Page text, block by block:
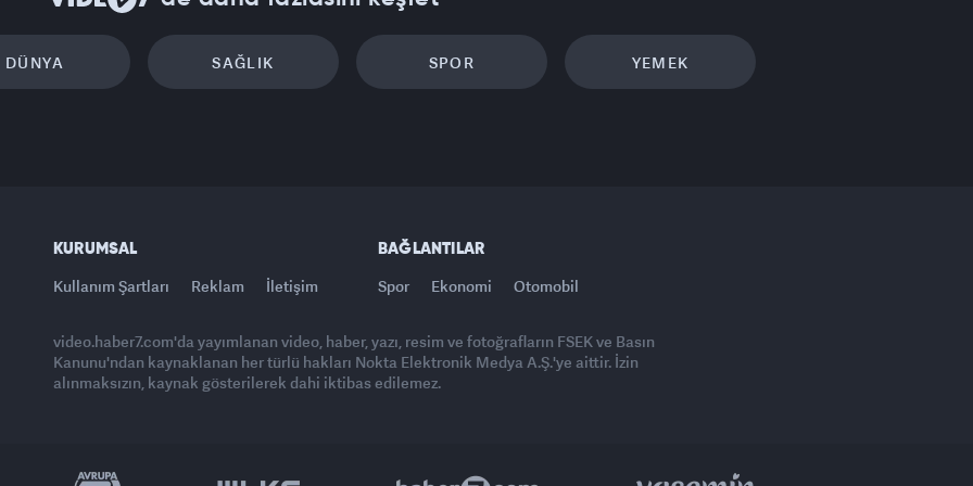
DÜNYA SAĞLIK SPOR YEMEK
KURUMSAL
Kullanım Şartları Reklam İletişim
BAĞLANTILAR
Spor Ekonomi Otomobil
video.haber7.com'da yayımlanan video, haber, yazı, resim ve fotoğrafların FSEK ve Basın
Kanunu'ndan kaynaklanan her türlü hakları Nokta Elektronik Medya A.Ş.'ye aittir. İzin
alınmaksızın, kaynak gösterilerek dahi iktibas edilemez.